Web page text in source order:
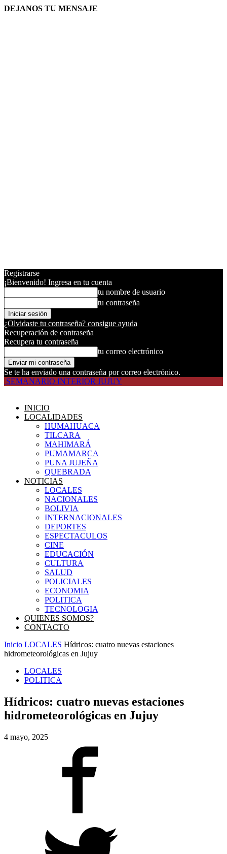
DEJANOS TU MENSAJE
Registrarse
¡Bienvenido! Ingresa en tu cuenta
tu nombre de usuario
tu contraseña
¿Olvidaste tu contraseña? consigue ayuda
Recuperación de contraseña
Recupera tu contraseña
tu correo electrónico
Se te ha enviado una contraseña por correo electrónico.
SEMANARIO INTERIOR JUJUY
INICIO
LOCALIDADES
HUMAHUACA
TILCARA
MAHIMARÁ
PUMAMARCA
PUNA JUJEÑA
QUEBRADA
NOTICIAS
LOCALES
NACIONALES
BOLIVIA
INTERNACIONALES
DEPORTES
ESPECTACULOS
CINE
EDUCACIÓN
CULTURA
SALUD
POLICIALES
ECONOMIA
POLITICA
TECNOLOGIA
QUIENES SOMOS?
CONTACTO
Inicio LOCALES Hídricos: cuatro nuevas estaciones
hidrometeorológicas en Jujuy
LOCALES
POLITICA
Hídricos: cuatro nuevas estaciones
hidrometeorológicas en Jujuy
4 mayo, 2025